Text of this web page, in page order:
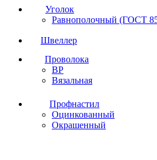
Уголок
Равнополочный (ГОСТ
Швеллер
Проволока
ВР
Вязальная
Профнастил
Оцинкованный
Окрашенный